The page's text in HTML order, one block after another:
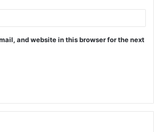
and website in this browser for the next